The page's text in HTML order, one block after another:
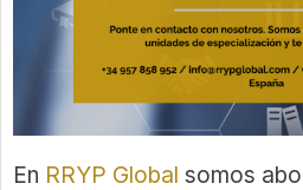
En RRYP Global somos